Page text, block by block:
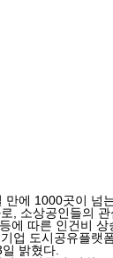
에 1000곳이 넘
, 소상공인들의
에 따른 인건비
업 도시공유플
밝혔다.